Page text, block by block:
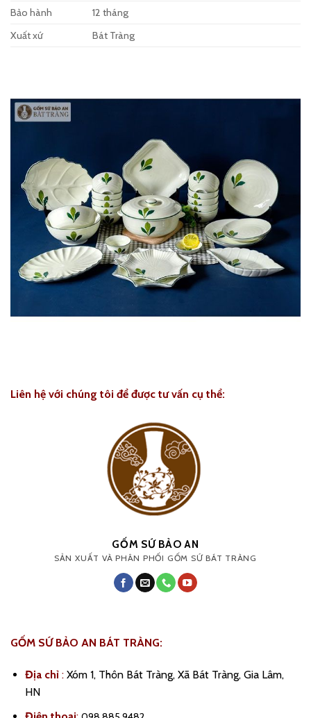
Bảo hành
12 tháng
Xuất xứ
Bát Tràng
Liên hệ với chúng tôi để được tư vấn cụ thể:
GỐM SỨ BẢO AN
SẢN XUẤT VÀ PHÂN PHỐI GỐM SỨ BÁT TRÀNG
GỐM SỨ BẢO AN BÁT TRÀNG:
Địa chỉ :Xóm 1, Thôn Bát Tràng, Xã Bát Tràng, Gia Lâm,
HN